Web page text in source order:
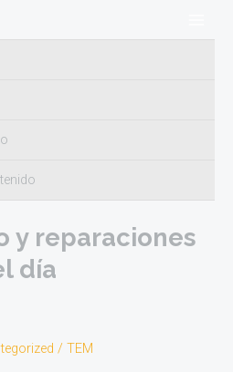
y reparaciones
día
/ TEM